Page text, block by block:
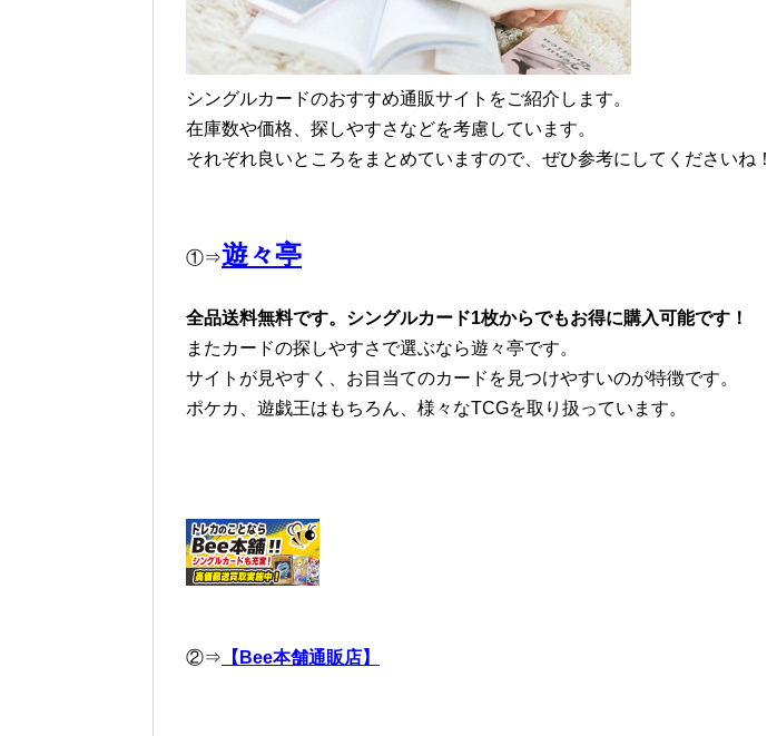
シングルカードのおすすめ通販サイトをご紹介します。
在庫数や価格、探しやすさなどを考慮しています。
それぞれ良いところをまとめていますので、ぜひ参考にしてくださいね！
①⇒遊々亭
全品送料無料です。シングルカード1枚からでもお得に購入可能です！
またカードの探しやすさで選ぶなら遊々亭です。
サイトが見やすく、お目当てのカードを見つけやすいのが特徴です。
ポケカ、遊戯王はもちろん、様々なTCGを取り扱っています。
②⇒ 【Bee本舗通販店】